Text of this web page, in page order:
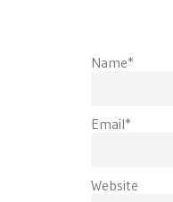
Name*
Email*
Website